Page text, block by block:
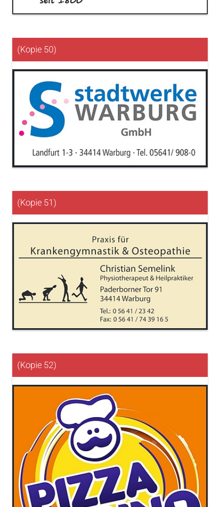
(Kopie 50)
(Kopie 51)
(Kopie 52)